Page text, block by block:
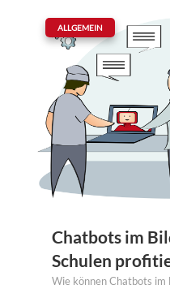
Chatbots im
Schulen
ALLGEMEIN
Wie können Chatbots im